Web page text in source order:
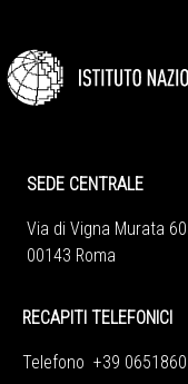
SEDE CENTRALE
Via di Vigna Murata
00143 Roma
RECAPITI TELEFONICI
Telefono +39